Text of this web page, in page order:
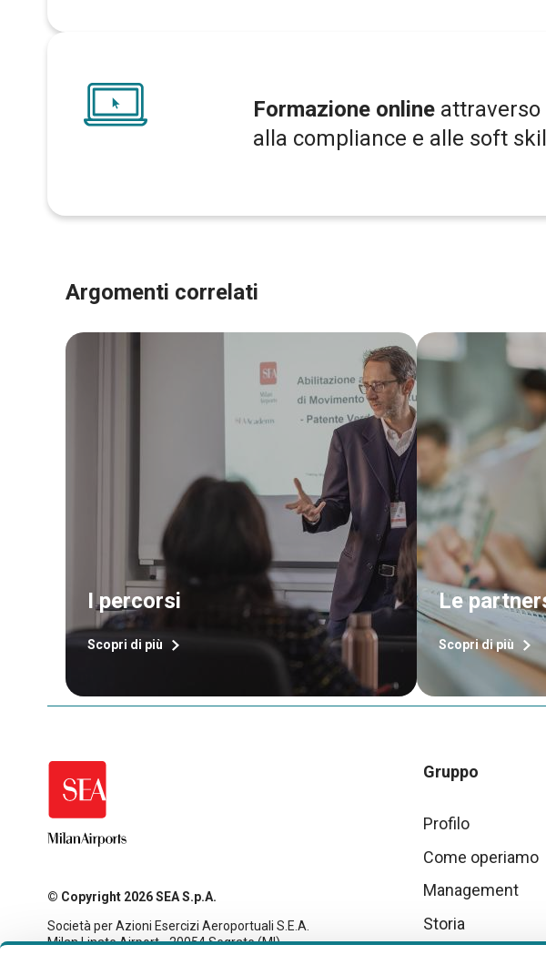
Formazione onlineattraverso
alla compliance e alle soft
Argomenti correlati
I percorsi
Scopri di più
Le
Scopri di più
© Copyright 2026 SEA S.p.A.
Società per Azioni Esercizi Aeroportuali S.E.A.
Milan Linate Airport - 20054 Segrate (MI)
Gruppo
Profilo
Come operiamo
Management
Storia